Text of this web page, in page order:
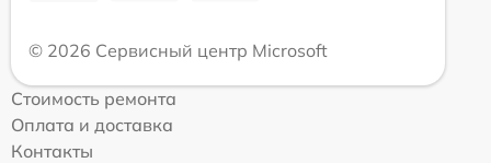
© 2026 Сервисный центр Microsoft
Стоимость ремонта
Оплата и доставка
Контакты